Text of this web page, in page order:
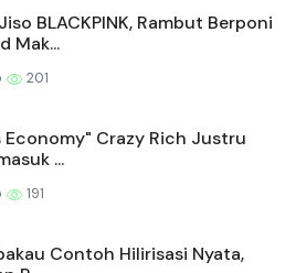
BLACKPINK, Rambut Berponi
Mak...
201
Economy" Crazy Rich Justru
...
191
Contoh Hilirisasi Nyata,